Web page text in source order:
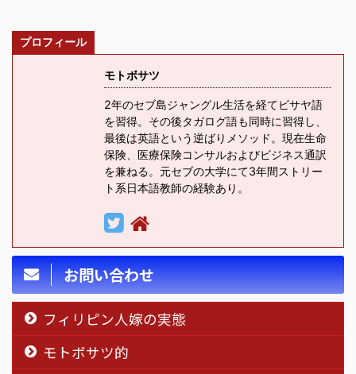
プロフィール
モトボサツ
2年のセブ島ジャングル生活を経てビサヤ語
を習得。その後タガログ語も同時に習得し、
最後は英語という逆ばりメソッド。現在生命
保険、医療保険コンサルおよびビジネス通訳
を兼ねる。元セブの大学にて3年間ストリー
ト系日本語教師の経験あり。
お問い合わせ
フィリピン人嫁の実態
モトボサツ的